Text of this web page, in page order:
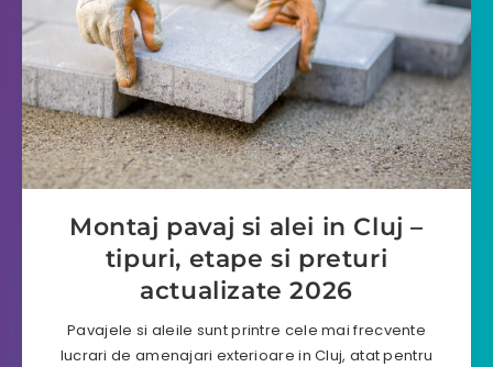
Montaj pavaj si alei in Cluj –
tipuri, etape si preturi
actualizate 2026
Pavajele si aleile sunt printre cele mai frecvente
lucrari de amenajari exterioare in Cluj, atat pentru